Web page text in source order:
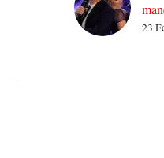
23